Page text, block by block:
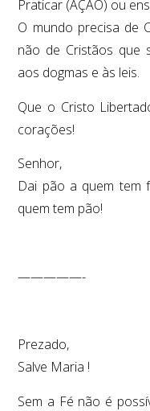
Praticar (AÇÃO) ou
O mundo precisa de
não de Cristãos que
aos dogmas e às leis.
Que o Cristo
corações!
Senhor,
Dai pão a quem tem
quem tem pão!
—————-
Prezado,
Salve Maria !
Sem a Fé não é